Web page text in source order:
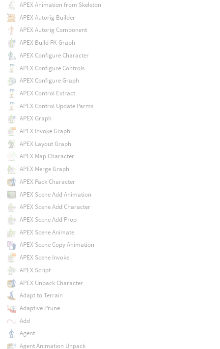
APEX Animation from Skeleton
APEX Autorig Builder
APEX Autorig Component
APEX Build FK Graph
APEX Configure Character
APEX Configure Controls
APEX Configure Graph
APEX Control Extract
APEX Control Update Parms
APEX Graph
APEX Invoke Graph
APEX Layout Graph
APEX Map Character
APEX Merge Graph
APEX Pack Character
APEX Scene Add Animation
APEX Scene Add Character
APEX Scene Add Prop
APEX Scene Animate
APEX Scene Copy Animation
APEX Scene Invoke
APEX Script
APEX Unpack Character
Adapt to Terrain
Adaptive Prune
Add
Agent
Agent Animation Unpack